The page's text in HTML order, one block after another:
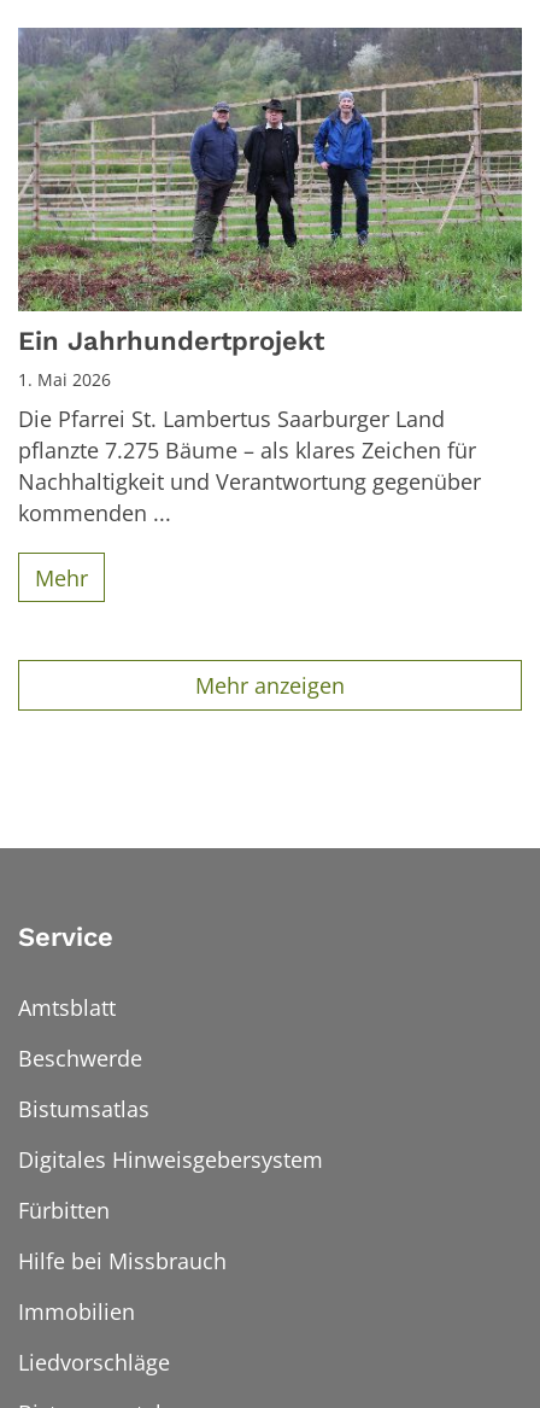
Ein Jahrhundertprojekt
1. Mai 2026
Die Pfarrei St. Lambertus Saarburger Land
pflanzte 7.275 Bäume – als klares Zeichen für
Nachhaltigkeit und Verantwortung gegenüber
kommenden ...
Mehr
Mehr anzeigen
Service
Amtsblatt
Beschwerde
Bistumsatlas
Digitales Hinweisgebersystem
Fürbitten
Hilfe bei Missbrauch
Immobilien
Liedvorschläge